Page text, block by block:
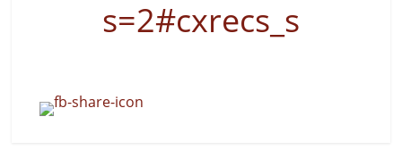
s=2#cxrecs_s